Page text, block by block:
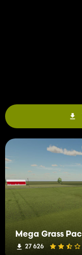
Mega Grass
27 626